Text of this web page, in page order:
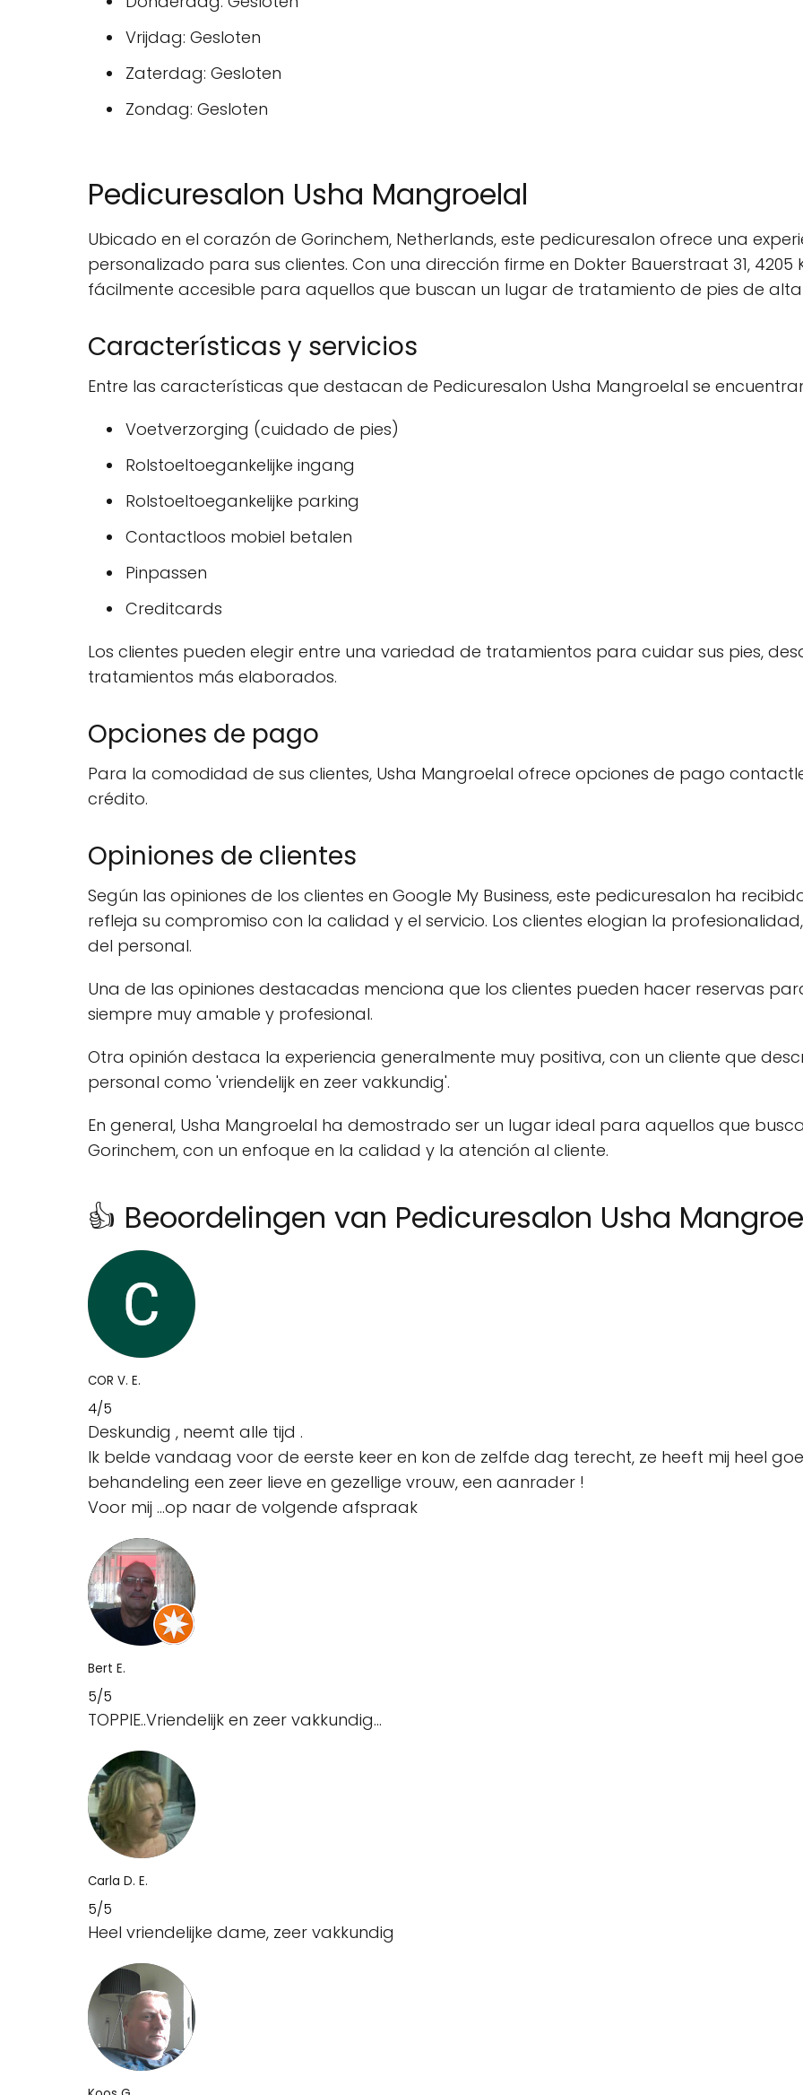
Vrijdag: Gesloten
Zaterdag: Gesloten
Zondag: Gesloten
Pedicuresalon Usha Mangroelal
Ubicado en el corazón de Gorinchem, Netherlands, este pedicuresalon ofrece una
personalizado para sus clientes. Con una dirección firme en Dokter Bauerstraat 31, 4205
fácilmente accesible para aquellos que buscan un lugar de tratamiento de pies de
Características y servicios
Entre las características que destacan de Pedicuresalon Usha Mangroelal se
Voetverzorging (cuidado de pies)
Rolstoeltoegankelijke ingang
Rolstoeltoegankelijke parking
Contactloos mobiel betalen
Pinpassen
Creditcards
Los clientes pueden elegir entre una variedad de tratamientos para cuidar sus pies,
tratamientos más elaborados.
Opciones de pago
Para la comodidad de sus clientes, Usha Mangroelal ofrece opciones de pago
crédito.
Opiniones de clientes
Según las opiniones de los clientes en Google My Business, este pedicuresalon ha
refleja su compromiso con la calidad y el servicio. Los clientes elogian la
del personal.
Una de las opiniones destacadas menciona que los clientes pueden hacer reservas
siempre muy amable y profesional.
Otra opinión destaca la experiencia generalmente muy positiva, con un cliente que
personal como 'vriendelijk en zeer vakkundig'.
En general, Usha Mangroelal ha demostrado ser un lugar ideal para aquellos que
Gorinchem, con un enfoque en la calidad y la atención al cliente.
👍 Beoordelingen van Pedicuresalon Usha
COR V. E.
4/5
Deskundig , neemt alle tijd .
Ik belde vandaag voor de eerste keer en kon de zelfde dag terecht, ze heeft mij heel
behandeling een zeer lieve en gezellige vrouw, een aanrader !
Voor mij ...op naar de volgende afspraak
Bert E.
5/5
TOPPIE..Vriendelijk en zeer vakkundig...
Carla D. E.
5/5
Heel vriendelijke dame, zeer vakkundig